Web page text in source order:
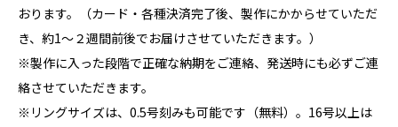
おります。（カード・各種決済完了後、製作にかからせていただ
き、約1～２週間前後でお届けさせていただきます。）
※製作に入った段階で正確な納期をご連絡、発送時にも必ずご連
絡させていただきます。
※リングサイズは、0.5号刻みも可能です（無料）。16号以上は